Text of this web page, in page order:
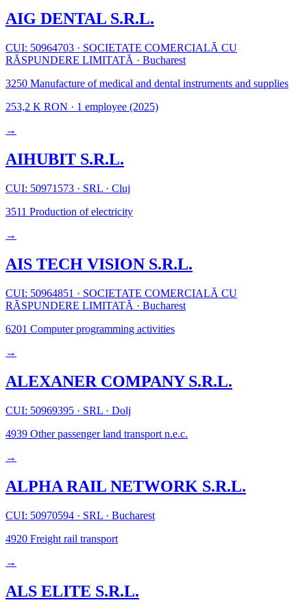
AIG DENTAL S.R.L.
CUI: 50964703 · SOCIETATE COMERCIALĂ CU
RĂSPUNDERE LIMITATĂ · Bucharest
3250 Manufacture of medical and dental instruments and supplies
253,2 K RON · 1 employee (2025)
→
AIHUBIT S.R.L.
CUI: 50971573 · SRL · Cluj
3511 Production of electricity
→
AIS TECH VISION S.R.L.
CUI: 50964851 · SOCIETATE COMERCIALĂ CU
RĂSPUNDERE LIMITATĂ · Bucharest
6201 Computer programming activities
→
ALEXANER COMPANY S.R.L.
CUI: 50969395 · SRL · Dolj
4939 Other passenger land transport n.e.c.
→
ALPHA RAIL NETWORK S.R.L.
CUI: 50970594 · SRL · Bucharest
4920 Freight rail transport
→
ALS ELITE S.R.L.